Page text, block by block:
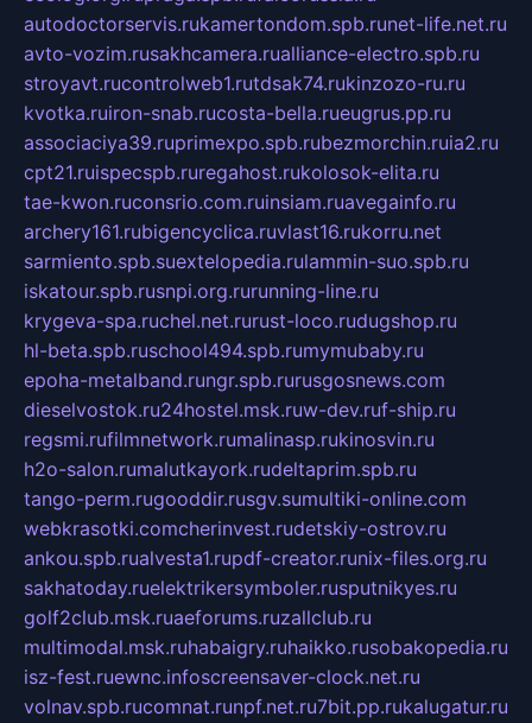
autodoctorservis.rukamertondom.spb.runet-life.net.ru
avto-vozim.rusakhcamera.rualliance-electro.spb.ru
stroyavt.rucontrolweb1.rutdsak74.rukinzozo-ru.ru
kvotka.ruiron-snab.rucosta-bella.rueugrus.pp.ru
associaciya39.ruprimexpo.spb.rubezmorchin.ruia2.ru
cpt21.ruispecspb.ruregahost.rukolosok-elita.ru
tae-kwon.ruconsrio.com.ruinsiam.ruavegainfo.ru
archery161.rubigencyclica.ruvlast16.rukorru.net
sarmiento.spb.suextelopedia.rulammin-suo.spb.ru
iskatour.spb.rusnpi.org.rurunning-line.ru
krygeva-spa.ruchel.net.rurust-loco.rudugshop.ru
hl-beta.spb.ruschool494.spb.rumymubaby.ru
epoha-metalband.rungr.spb.rurusgosnews.com
dieselvostok.ru24hostel.msk.ruw-dev.ruf-ship.ru
regsmi.rufilmnetwork.rumalinasp.rukinosvin.ru
h2o-salon.rumalutkayork.rudeltaprim.spb.ru
tango-perm.rugooddir.rusgv.sumultiki-online.com
webkrasotki.comcherinvest.rudetskiy-ostrov.ru
ankou.spb.rualvesta1.rupdf-creator.runix-files.org.ru
sakhatoday.ruelektrikersymboler.rusputnikyes.ru
golf2club.msk.ruaeforums.ruzallclub.ru
multimodal.msk.ruhabaigry.ruhaikko.rusobakopedia.ru
isz-fest.ruewnc.infoscreensaver-clock.net.ru
volnav.spb.rucomnat.runpf.net.ru7bit.pp.rukalugatur.ru